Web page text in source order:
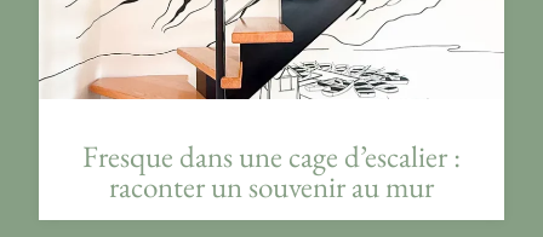
Fresque dans une cage d’escalier :
raconter un souvenir au mur